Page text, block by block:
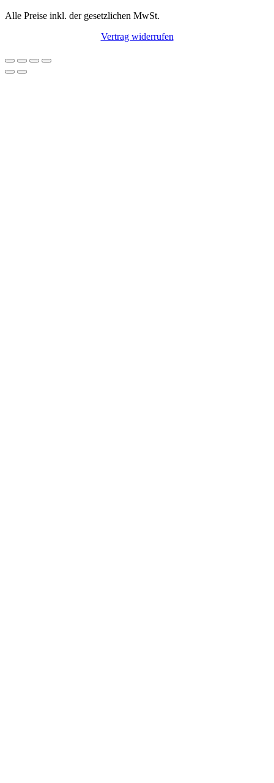
Alle Preise inkl. der gesetzlichen MwSt.
Vertrag widerrufen